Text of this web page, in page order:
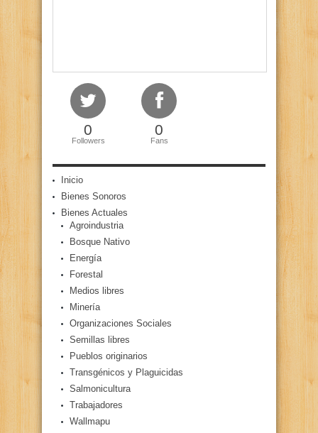
0
Followers
0
Fans
Inicio
Bienes Sonoros
Bienes Actuales
Agroindustria
Bosque Nativo
Energía
Forestal
Medios libres
Minería
Organizaciones Sociales
Semillas libres
Pueblos originarios
Transgénicos y Plaguicidas
Salmonicultura
Trabajadores
Wallmapu